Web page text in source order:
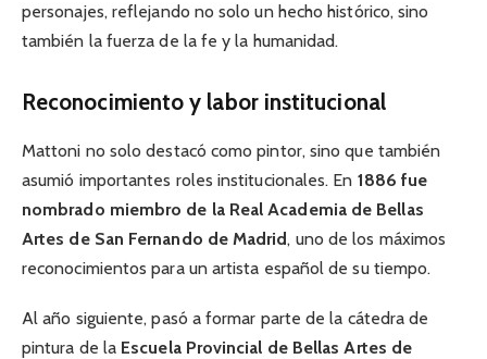
personajes, reflejando no solo un hecho histórico, sino
también la fuerza de la fe y la humanidad.
Reconocimiento y labor institucional
Mattoni no solo destacó como pintor, sino que también
asumió importantes roles institucionales. En 1886 fue
nombrado miembro de la Real Academia de Bellas
Artes de San Fernando de Madrid, uno de los máximos
reconocimientos para un artista español de su tiempo.
Al año siguiente, pasó a formar parte de la cátedra de
pintura de la Escuela Provincial de Bellas Artes de